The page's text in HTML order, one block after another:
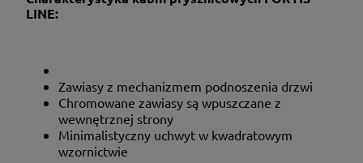
LINE:
Zawiasy z mechanizmem podnoszenia drzwi
Chromowane zawiasy są wpuszczane z
wewnętrznej strony
Minimalistyczny uchwyt w kwadratowym
wzornictwie